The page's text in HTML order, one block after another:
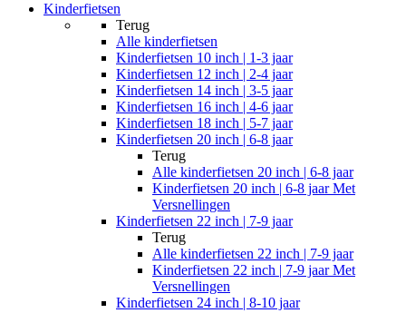
Kinderfietsen
Terug
Alle kinderfietsen
Kinderfietsen 10 inch | 1-3 jaar
Kinderfietsen 12 inch | 2-4 jaar
Kinderfietsen 14 inch | 3-5 jaar
Kinderfietsen 16 inch | 4-6 jaar
Kinderfietsen 18 inch | 5-7 jaar
Kinderfietsen 20 inch | 6-8 jaar
Terug
Alle kinderfietsen 20 inch | 6-8 jaar
Kinderfietsen 20 inch | 6-8 jaar Met
Versnellingen
Kinderfietsen 22 inch | 7-9 jaar
Terug
Alle kinderfietsen 22 inch | 7-9 jaar
Kinderfietsen 22 inch | 7-9 jaar Met
Versnellingen
Kinderfietsen 24 inch | 8-10 jaar